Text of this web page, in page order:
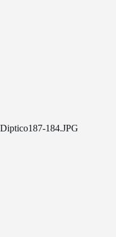
Diptico187-184.JPG